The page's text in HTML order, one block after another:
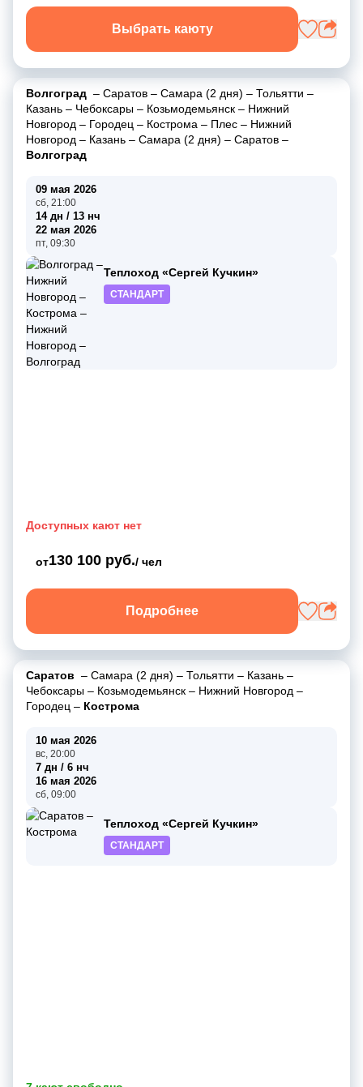
Выбрать каюту
Волгоград – Саратов – Самара (2 дня) – Тольятти –
Казань – Чебоксары – Козьмодемьянск – Нижний
Новгород – Городец – Кострома – Плес – Нижний
Новгород – Казань – Самара (2 дня) – Саратов –
Волгоград
09 мая 2026
сб, 21:00
14 дн / 13 нч
22 мая 2026
пт, 09:30
Теплоход «Сергей Кучкин»
СТАНДАРТ
Доступных кают нет
от130 100 руб./ чел
Подробнее
Саратов – Самара (2 дня) – Тольятти – Казань –
Чебоксары – Козьмодемьянск – Нижний Новгород –
Городец – Кострома
10 мая 2026
вс, 20:00
7 дн / 6 нч
16 мая 2026
сб, 09:00
Теплоход «Сергей Кучкин»
СТАНДАРТ